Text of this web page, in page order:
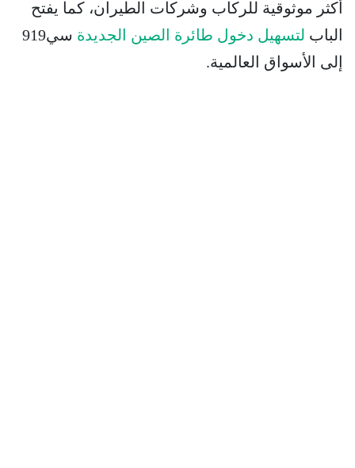
أكثر موثوقية للركاب وشركات الطيران، كما يفتح
الباب لتسهيل دخول طائرة الصين الجديدة
سي919
إلى الأسواق العالمية.